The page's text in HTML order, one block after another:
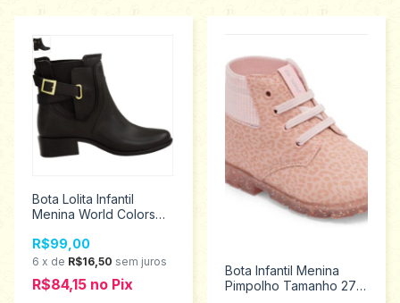
Bota Lolita Infantil
Menina World Colors
036.006.0992
R$99,00
6 x de R$16,50 sem juros
R$84,15 no Pix
Bota Infantil Menina
Pimpolho Tamanho 27 -